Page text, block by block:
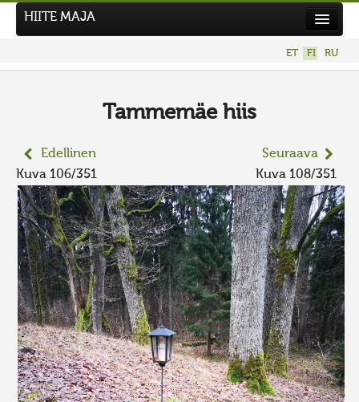
UUSI KUVAKILPAILU
AIEMMAT KILPAILUT
HIITE MAJA
ET FI RU
Tammemäe hiis
Edellinen
Kuva 106/351
Seuraava
Kuva 108/351